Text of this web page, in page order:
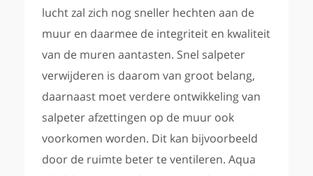
lucht zal zich nog sneller hechten aan de
muur en daarmee de integriteit en kwaliteit
van de muren aantasten. Snel salpeter
verwijderen is daarom van groot belang,
daarnaast moet verdere ontwikkeling van
salpeter afzettingen op de muur ook
voorkomen worden. Dit kan bijvoorbeeld
door de ruimte beter te ventileren. Aqua